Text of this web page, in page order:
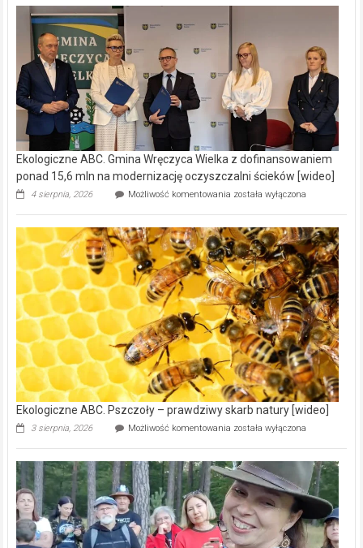
Ekologiczne ABC. Gmina Wręczyca Wielka z dofinansowaniem
ponad 15,6 mln na modernizację oczyszczalni ścieków [wideo]
4 sierpnia, 2026 Możliwość komentowania Ekologiczne
Wręczyca
Wielka
z
dofinansowaniem
ponad
15,6
mln
na
modernizację
oczyszczalni
ścieków
[wideo]
została wyłączona
Ekologiczne ABC. Pszczoły – prawdziwy skarb natury [wideo]
3 sierpnia, 2026 Możliwość komentowania Ekologiczne
–
prawdziwy
skarb
natury
[wideo]
została wyłączona